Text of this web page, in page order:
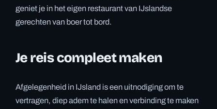
geniet je in het eigen restaurant van IJslandse
gerechten van boer tot bord.
Je reis compleet maken
Afgelegenheid in IJsland is een uitnodiging om te
vertragen, diep adem te halen en verbinding te maken